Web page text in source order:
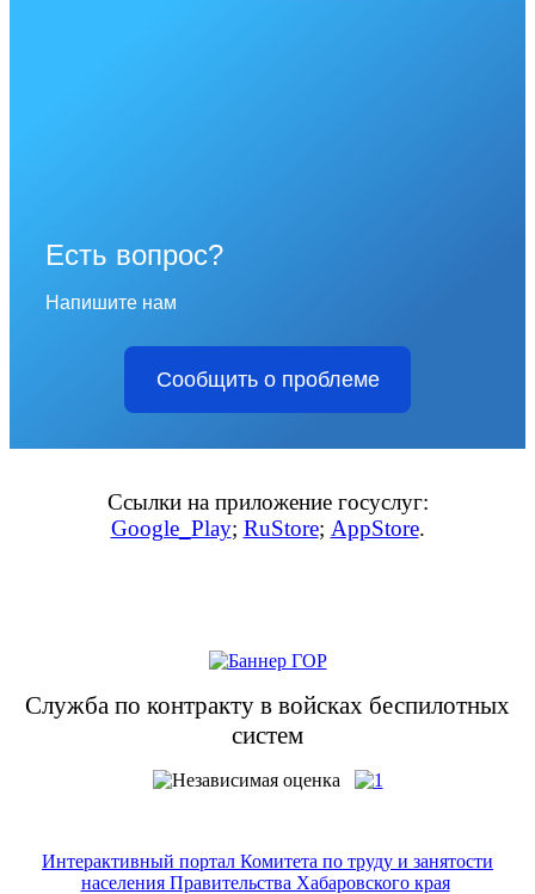
Есть вопрос?
Напишите нам
Сообщить о проблеме
Ссылки на приложение госуслуг:
Google_Play; RuStore; AppStore.
Служба по контракту в войсках беспилотных
систем
Интерактивный портал Комитета по труду и занятости
населения Правительства Хабаровского края